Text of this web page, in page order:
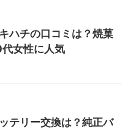
ハチの口コミは？焼菓
女性に人気
テリー交換は？純正バ